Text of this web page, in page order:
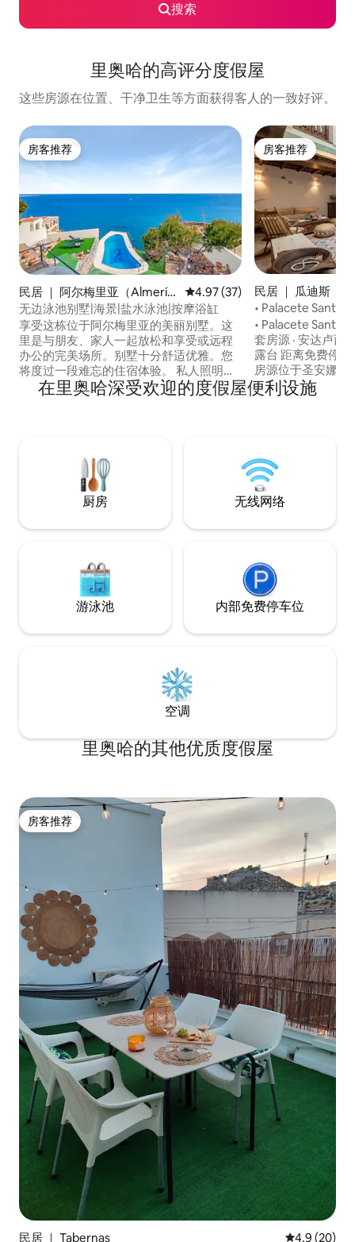
搜索
里奥哈的高评分度假屋
这些房源在位置、干净卫生等方面获得客人的一致好评。
房客推荐
房客推荐
民居 ｜ 阿尔梅里亚（Almerí
a）
平均评分 4.97 分（满分 5 分）
4.97 (37)
无边泳池别墅|海景|盐水泳池|按摩浴缸
享受这栋位于阿尔梅里亚的美丽别墅。这
里是与朋友、家人一起放松和享受或远程
办公的完美场所。别墅十分舒适优雅。您
将度过一段难忘的住宿体验。 私人照明盐
水泳池 I 烧烤 I 休闲露台 I 按摩浴缸 I 私人车
库 I 蹦床 I 飞镖板 I 壁炉 I 设施齐全的厨房。
机场 I 40分钟到卡沃德加塔自然公园。
房客推荐
房客推荐
民居 ｜ 瓜迪斯
• Palacete Santa
• Palacete Santa
套房源 · 安达卢西
露台 距离免费停车位 6
房源位于圣安娜（
地带，距离大教堂
合了安达卢西亚的
之旅。
在里奥哈深受欢迎的度假屋便利设施
厨房 无线网络
游泳池 内部免费停车位
空调
里奥哈的其他优质度假屋
房客推荐
房客推荐
民居 ｜ Tabernas 平均评分
4.9 (20)